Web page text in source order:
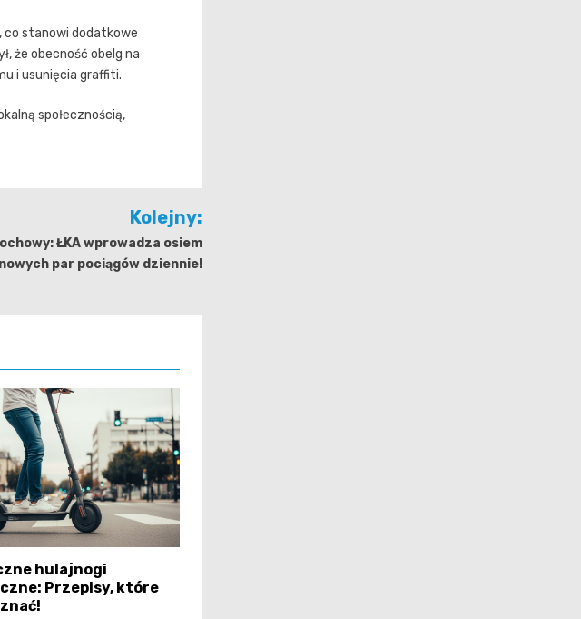
co stanowi dodatkowe
że obecność obelg na
i usunięcia graffiti.
społecznością,
Kolejny:
ŁKA wprowadza osiem
nowych par pociągów dziennie!
hulajnogi
Przepisy, które